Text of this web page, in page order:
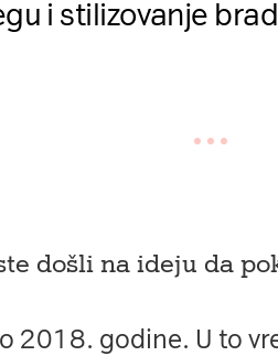
i stilizovanje
došli na ideju da
2018. godine. U to